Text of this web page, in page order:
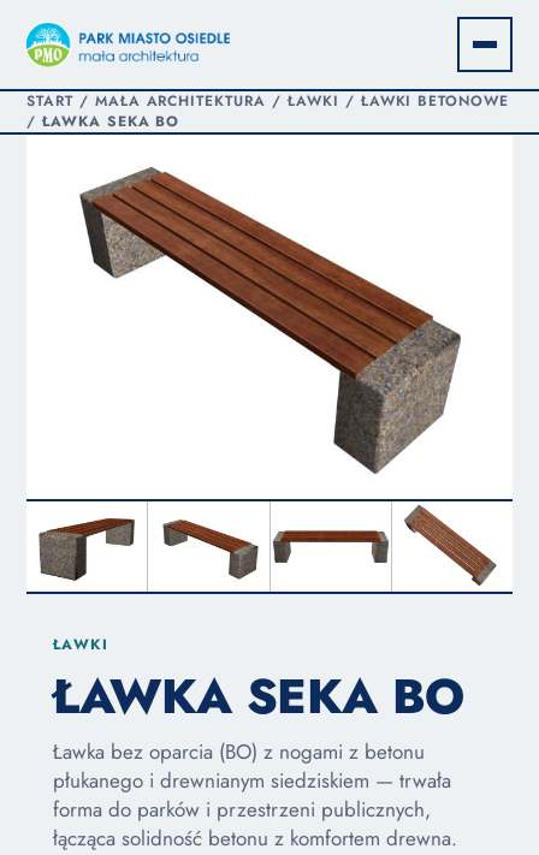
START/ MAŁA ARCHITEKTURA / ŁAWKI / ŁAWKI BETONOWE
/ŁAWKA SEKA BO
ŁAWKI
ŁAWKA SEKA BO
Ławka bez oparcia (BO) z nogami z betonu
płukanego i drewnianym siedziskiem — trwała
forma do parków i przestrzeni publicznych,
łącząca solidność betonu z komfortem drewna.